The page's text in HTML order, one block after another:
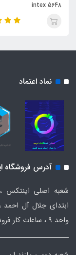
intex 5648
نماد اعتماد
آدرس فروشگاه
شعبه اصلی اینتکس
واحد ۹ ، ساعات کار فروشگاه : ۱۰ صبح تا ۹ شب.